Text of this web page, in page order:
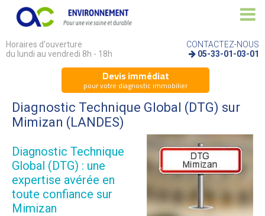
Horaires d'ouverture
du lundi au vendredi 8h - 18h
CONTACTEZ-NOUS
05-33-01-03-01
Devis immédiat
pour votre diagnostic immobilier
Diagnostic Technique Global (DTG) sur
Mimizan (LANDES)
Diagnostic Technique
Global (DTG) : une
expertise avérée en
toute confiance sur
Mimizan